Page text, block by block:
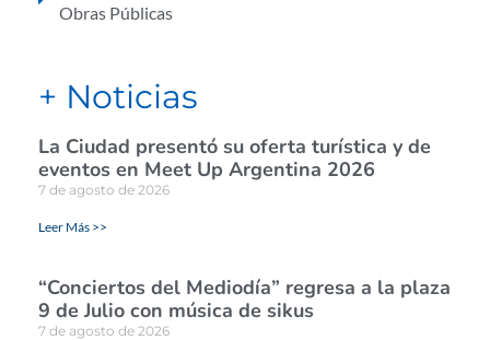
Obras Públicas
+ Noticias
La Ciudad presentó su oferta turística y de
eventos en Meet Up Argentina 2026
7 de agosto de 2026
Leer Más >>
“Conciertos del Mediodía” regresa a la plaza
9 de Julio con música de sikus
7 de agosto de 2026